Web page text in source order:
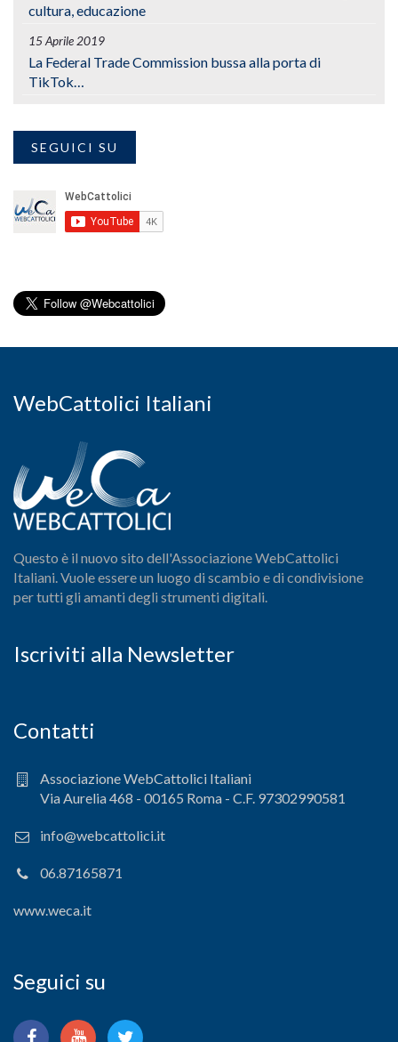
cultura, educazione
15 Aprile 2019
La Federal Trade Commission bussa alla porta di
TikTok…
SEGUICI SU
WebCattolici Italiani
Questo è il nuovo sito dell'Associazione WebCattolici
Italiani. Vuole essere un luogo di scambio e di condivisione
per tutti gli amanti degli strumenti digitali.
Iscriviti alla Newsletter
Contatti
Associazione WebCattolici Italiani
Via Aurelia 468 - 00165 Roma - C.F. 97302990581
info@webcattolici.it
06.87165871
www.weca.it
Seguici su